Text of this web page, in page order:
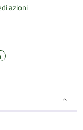
azioni